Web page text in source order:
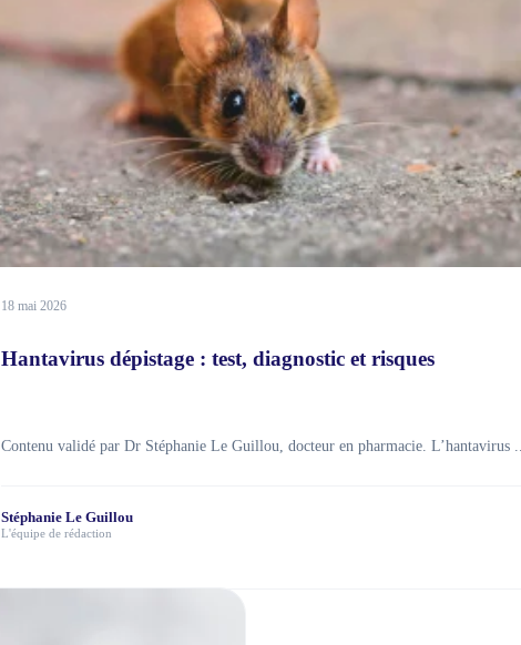
18 mai 2026
Hantavirus dépistage : test, diagnostic et risques
Contenu validé par Dr Stéphanie Le Guillou, docteur en pharmacie. L’hantavirus ...
Stéphanie Le Guillou
L'équipe de rédaction